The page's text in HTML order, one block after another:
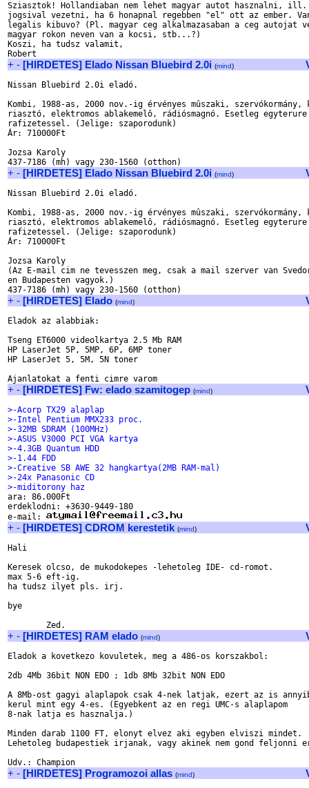
Sziasztok! Hollandiaban nem lehet magyar autot hasznalni, ill.
jogsival vezetni, ha 6 honapnal regebben "el" ott az ember.
legalis kibuvo? (Pl. magyar ceg alkalmazasaban a ceg autojat
magyar rokon neven van a kocsi, stb...?)
Koszi, ha tudsz valamit,
+ - [HIRDETES] Elado Nissan Bluebird 2.0i (mind)
Nissan Bluebird 2.0i eladó.
Kombi, 1988-as, 2000 nov.-ig érvényes mûszaki,
riasztó, elektromos ablakemelô, rádiósmagnó. Esetleg egyterure
rafizetessel. (Jelige: szaporodunk)
Ár: 710000Ft
Jozsa Karoly
+ - [HIRDETES] Elado Nissan Bluebird 2.0i (mind)
Nissan Bluebird 2.0i eladó.
Kombi, 1988-as, 2000 nov.-ig érvényes mûszaki,
riasztó, elektromos ablakemelô, rádiósmagnó. Esetleg egyterure
rafizetessel. (Jelige: szaporodunk)
Ár: 710000Ft
Jozsa Karoly
(Az E-mail cim ne tevesszen meg, csak a mail szerver van
en Budapesten vagyok.)
+ - [HIRDETES] Elado (mind)
Eladok az alabbiak:
Tseng ET6000 videolkartya 2.5 Mb RAM
HP LaserJet 5P, 5MP, 6P, 6MP toner
HP LaserJet 5, 5M, 5N toner
+ - [HIRDETES] Fw: elado szamitogep (mind)
>-Acorp TX29 alaplap
>-Intel Pentium MMX233 proc.
>-32MB SDRAM (100MHz)
>-ASUS V3000 PCI VGA kartya
>-4.3GB Quantum HDD
>-1.44 FDD
>-Creative SB AWE 32 hangkartya(2MB RAM-mal)
>-24x Panasonic CD
>-miditorony haz
ara: 86.000Ft
erdeklodni: +3630-9449-180
e-mail:
+ - [HIRDETES] CDROM kerestetik (mind)
Hali
Keresek olcso, de mukodokepes -lehetoleg IDE- cd-romot.
max 5-6 eft-ig.
ha tudsz ilyet pls. irj.
bye
+ - [HIRDETES] RAM elado (mind)
Eladok a kovetkezo kovuletek, meg a 486-os korszakbol:
2db 4Mb 36bit NON EDO ; 1db 8Mb 32bit NON EDO
A 8Mb-ost gagyi alaplapok csak 4-nek latjak, ezert az is
kerul mint egy 4-es. (Egyebkent az en regi UMC-s alaplapom
8-nak latja es hasznalja.)
Minden darab 1100 FT, elonyt elvez aki egyben elviszi mindet.
Lehetoleg budapestiek irjanak, vagy akinek nem gond feljonni
+ - [HIRDETES] Programozoi allas (mind)